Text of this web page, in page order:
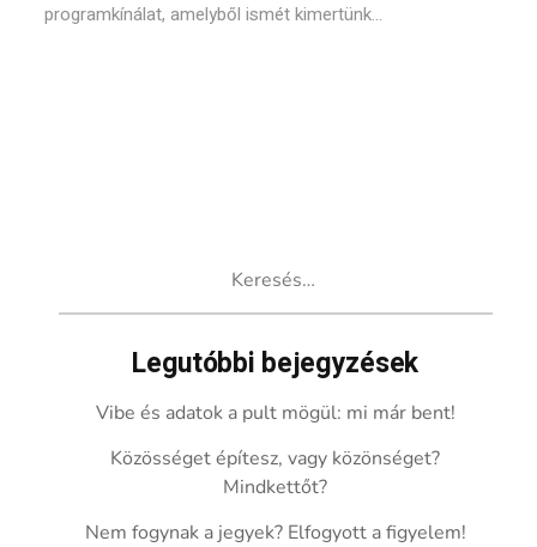
programkínálat, amelyből ismét kimertünk...
Legutóbbi bejegyzések
Vibe és adatok a pult mögül: mi már bent!
Közösséget építesz, vagy közönséget?
Mindkettőt?
Nem fogynak a jegyek? Elfogyott a figyelem!